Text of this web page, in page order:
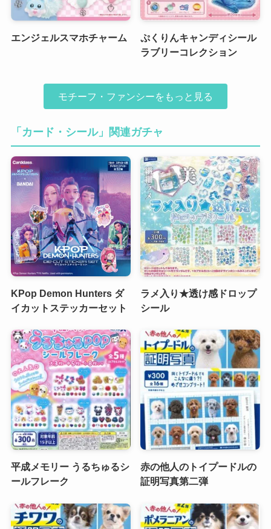
エンジェルスマホチャーム
ぷくりんキャンディシール
ラブリーコレクション
モチーフ・ファンシーをもっと見る
「カード・シール」関連ガチャ
KPop Demon Hunters ダ
イカットステッカーセット
ラメ入り★透け感ドロップ
シール
平成メモリー うるちゅるシ
ールフレーク
赤の他人のトイプードルの
証明写真第二弾